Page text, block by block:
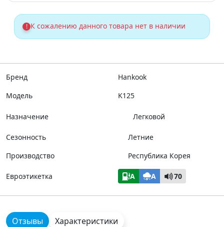
! К сожалению данного товара нет в наличии
Бренд
Hankook
Модель
K125
Назначение Легковой
Сезонность
Летние
Производство
Республика Корея
Евроэтикетка A A 70
Отзывы Характеристики